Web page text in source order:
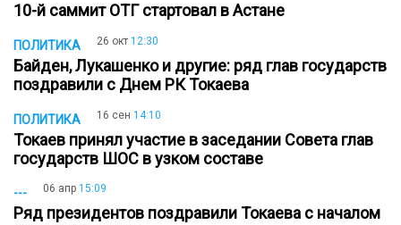
10-й саммит ОТГ стартовал в Астане
ПОЛИТИКА 26 окт 12:30
Байден, Лукашенко и другие: ряд глав государств
поздравили с Днем РК Токаева
ПОЛИТИКА 16 сен 14:10
Токаев принял участие в заседании Совета глав
государств ШОС в узком составе
--- 06 апр 15:09
Ряд президентов поздравили Токаева с началом